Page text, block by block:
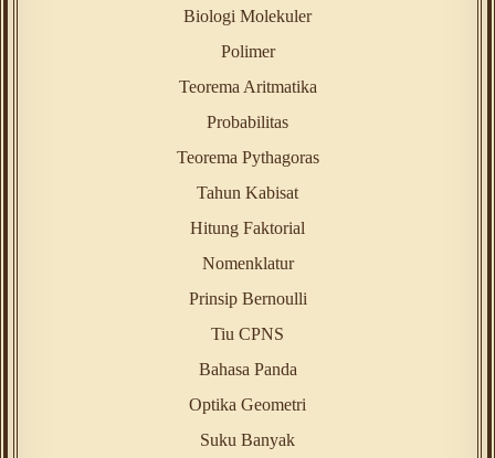
Biologi Molekuler
Polimer
Teorema Aritmatika
Probabilitas
Teorema Pythagoras
Tahun Kabisat
Hitung Faktorial
Nomenklatur
Prinsip Bernoulli
Tiu CPNS
Bahasa Panda
Optika Geometri
Suku Banyak